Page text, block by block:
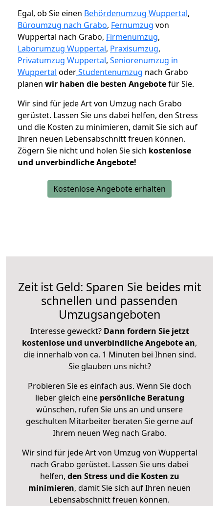
Egal, ob Sie einen Behördenumzug Wuppertal,
Büroumzug nach Grabo, Fernumzug von
Wuppertal nach Grabo, Firmenumzug,
Laborumzug Wuppertal, Praxisumzug,
Privatumzug Wuppertal, Seniorenumzug in
Wuppertal oderStudentenumzug nach Grabo
planen wir haben die besten Angebotefür Sie.
Wir sind für jede Art von Umzug nach Grabo
gerüstet. Lassen Sie uns dabei helfen, den Stress
und die Kosten zu minimieren, damit Sie sich auf
Ihren neuen Lebensabschnitt freuen können.
Zögern Sie nicht und holen Sie sich kostenlose
und unverbindliche Angebote!
Kostenlose Angebote erhalten
Zeit ist Geld: Sparen Sie beides mit
schnellen und passenden
Umzugsangeboten
Interesse geweckt? Dann fordern Sie jetzt
kostenlose und unverbindliche Angebote an,
die innerhalb von ca. 1 Minuten bei Ihnen sind.
Sie glauben uns nicht?
Probieren Sie es einfach aus. Wenn Sie doch
lieber gleich eine persönliche Beratung
wünschen, rufen Sie uns an und unsere
geschulten Mitarbeiter beraten Sie gerne auf
Ihrem neuen Weg nach Grabo.
Wir sind für jede Art von Umzug von Wuppertal
nach Grabo gerüstet. Lassen Sie uns dabei
helfen, den Stress und die Kosten zu
minimieren, damit Sie sich auf Ihren neuen
Lebensabschnitt freuen können.